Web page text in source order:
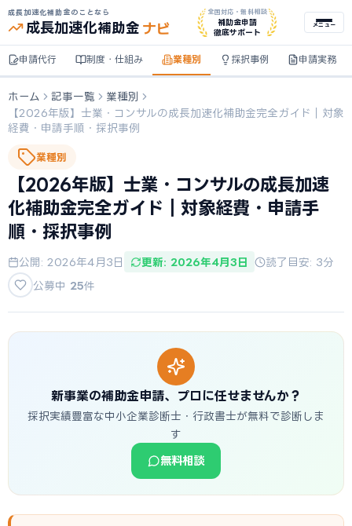
成長加速化補助金のことなら
成長加速化補助金 ナビ
全国対応・無料相談
補助金申請
徹底サポート
メニュー
申請代行 制度・仕組み 業種別 採択事例 申請実務
ホーム 記事一覧
業種別
【2026年版】士業・コンサルの成長加速化補助金完全ガイド｜対象
経費・申請手順・採択事例
業種別
【2026年版】士業・コンサルの成長加速
化補助金完全ガイド｜対象経費・申請手
順・採択事例
公開: 2026年4月3日 更新: 2026年4月3日
読了目安: 3分
公募中 25件
新事業の補助金申請、プロに任せませんか？
採択実績豊富な中小企業診断士・行政書士が無料で診断しま
す
無料相談